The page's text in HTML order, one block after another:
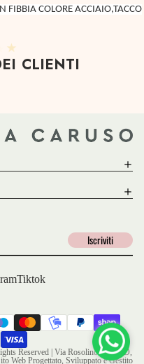
FIBBIA COLORE ACCIAIO,TACCO
★
CLIENTI
Iscriviti
Tiktok
Reserved | Via Rosolino Pilo 18D,
Web Progettato, Sviluppato e Gestito